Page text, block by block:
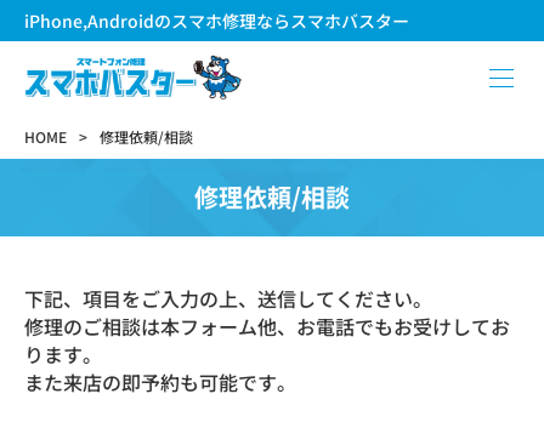
iPhone,Androidのスマホ修理ならスマホバスター
HOME 修理依頼/相談
修理依頼/相談
下記、項目をご入力の上、送信してください。
修理のご相談は本フォーム他、お電話でもお受けしてお
ります。
また来店の即予約も可能です。